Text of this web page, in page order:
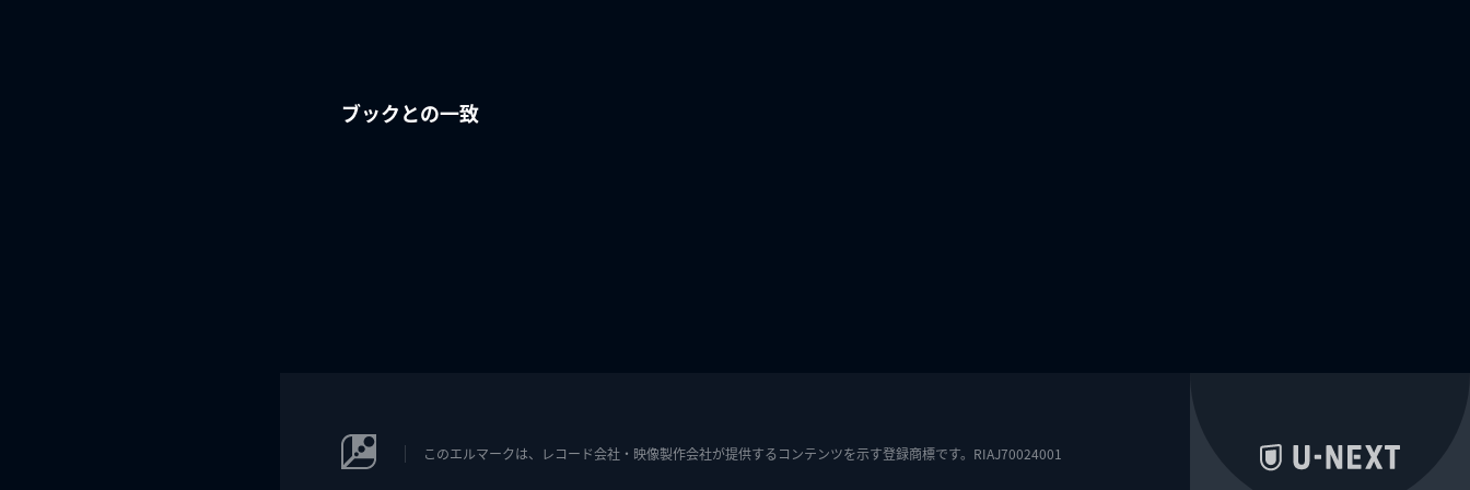
ブックとの一致
このエルマークは、レコード会社・映像製作会社が提供するコンテンツを示す登録商標です。RIAJ70024001